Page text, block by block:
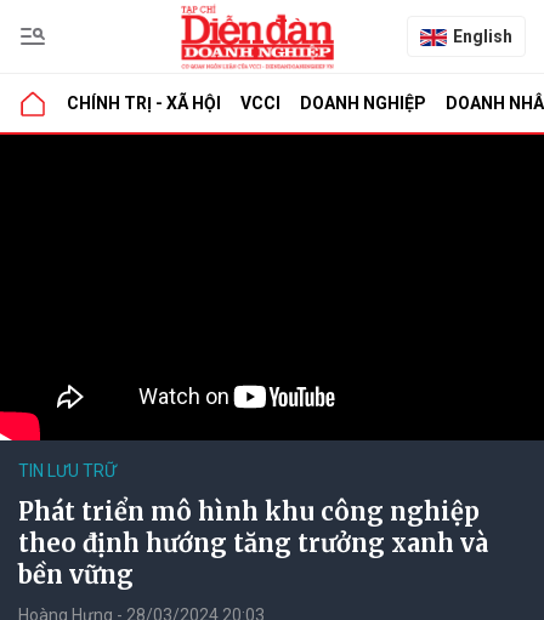
English
CHÍNH TRỊ - XÃ HỘI VCCI DOANH NGHIỆP DOANH
TIN LƯU TRỮ
Phát triển mô hình khu công nghiệp
theo định hướng tăng trưởng xanh và
bền vững
Hoàng Hưng - 28/03/2024 20:03